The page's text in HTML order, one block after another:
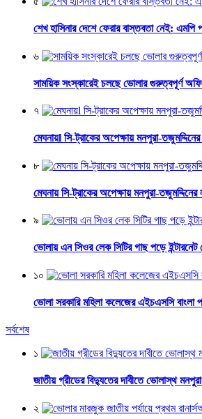
শেখ হাসিনার দেশে ফেরার বাস্তবতা নেই: এমপি
৬
সাময়িক সংস্কারেই চলছে ভোলার গুরুত্বপূর্ণ
৭
মেঘনায়l সি-ট্রাকের অপেক্ষায় মনপুরা-
৮
মেঘনায় সি-ট্রাকের অপেক্ষায় মনপুরা-তজুমদ্দিনের
৯
ভোলায় এন সিওর লেক সিটির গাছ পড়ে ইন্টারনেট
১০
ভোলা সরকারি মহিলা কলেজের এইচএসসি বাংলা
সর্বশেষ
১
জাতীয় গ্রীডের বিদ্যুতের দাবীতে ভোলাস্থ মনপুরা
২